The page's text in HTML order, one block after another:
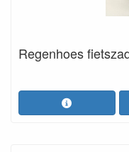
Regenhoes